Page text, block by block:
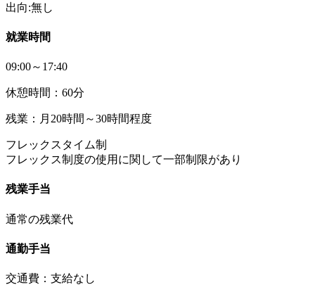
出向:無し
就業時間
09:00～17:40
休憩時間：60分
残業：月20時間～30時間程度
フレックスタイム制
フレックス制度の使用に関して一部制限があり
残業手当
通常の残業代
通勤手当
交通費：支給なし